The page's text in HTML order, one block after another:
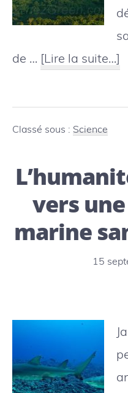
de … [Lire la suite…]
:
Classé sous : Science
vers
marine
15